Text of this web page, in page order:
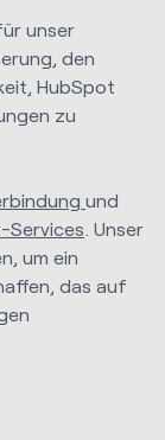
unser
den
HubSpot
zu
und
Services . Unser
um ein
das auf